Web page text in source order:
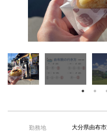
勤務地 大分県由布